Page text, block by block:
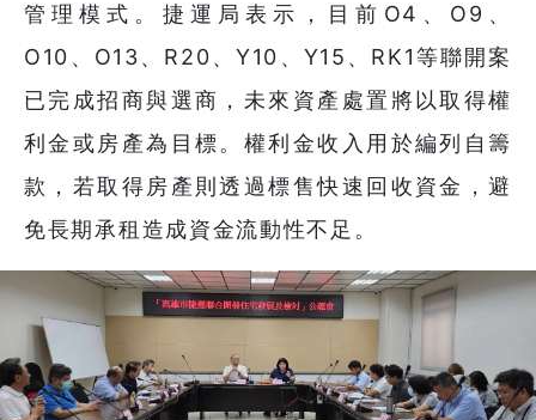
管理模式。捷運局表示，目前O4、O9、
O10、O13、R20、Y10、Y15、RK1等聯開案
已完成招商與選商，未來資產處置將以取得權
利金或房產為目標。權利金收入用於編列自籌
款，若取得房產則透過標售快速回收資金，避
免長期承租造成資金流動性不足。